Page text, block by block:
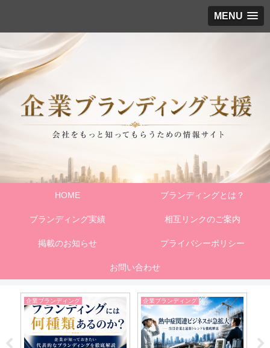
MENU
HOME ブランディングとは？
ブランディング実績 相互リンクのご案内
掲載のお知らせ プライバシーポリシー
お問い合わせ
企業ブランディング 企業ブランディング